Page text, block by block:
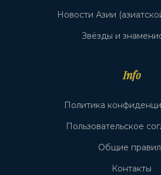
Новости Азии
Звёзды и
Info
Политика
Пользовательское
Общие
Контакты